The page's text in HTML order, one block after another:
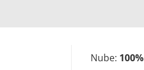
Nube: 100%